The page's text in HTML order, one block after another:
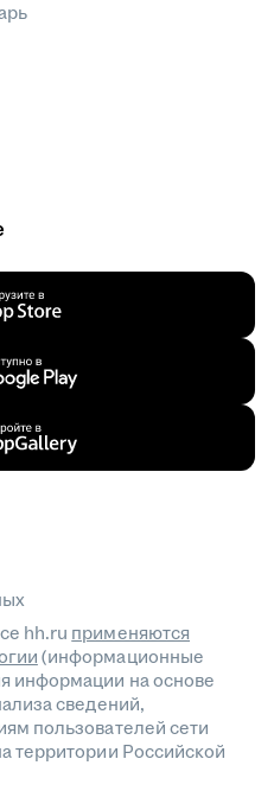
hh.ru применяются
(информационные
информации на основе
сведений,
пользователей сети
территории Российской